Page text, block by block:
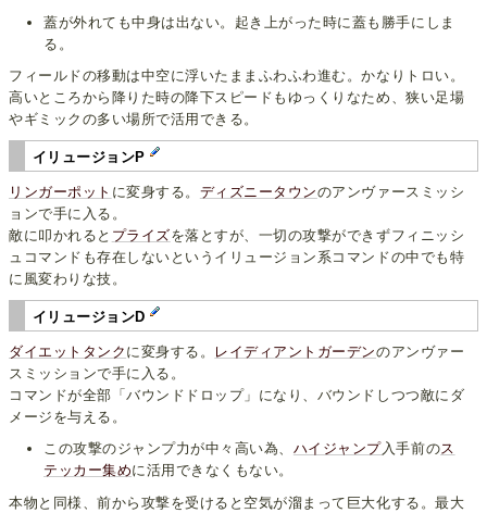
蓋が外れても中身は出ない。起き上がった時に蓋も勝手にしま
る。
フィールドの移動は中空に浮いたままふわふわ進む。かなりトロい。
高いところから降りた時の降下スピードもゆっくりなため、狭い足場
やギミックの多い場所で活用できる。
イリュージョンP
リンガーポット に変身する。 ディズニータウンのアンヴァースミッシ
ョンで手に入る。
敵に叩かれると プライズを落とすが、一切の攻撃ができずフィニッシ
ュコマンドも存在しないというイリュージョン系コマンドの中でも特
に風変わりな技。
イリュージョンD
ダイエットタンク に変身する。 レイディアントガーデンのアンヴァー
スミッションで手に入る。
コマンドが全部「バウンドドロップ」になり、バウンドしつつ敵にダ
メージを与える。
この攻撃のジャンプ力が中々高い為、 ハイジャンプ入手前のス
テッカー集めに活用できなくもない。
本物と同様、前から攻撃を受けると空気が溜まって巨大化する。最大